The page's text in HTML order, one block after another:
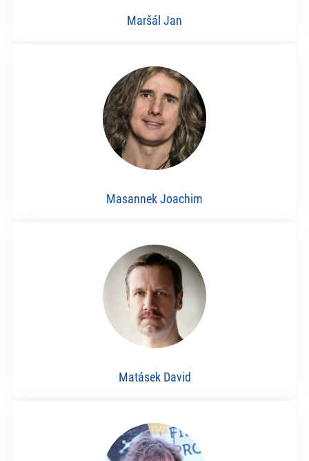
Maršál Jan
Masannek Joachim
Matásek David